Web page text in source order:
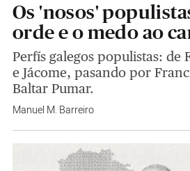
Os 'nosos'
orde e o medo ao
Perfís galegos populistas: de
e Jácome, pasando por
Baltar Pumar.
Manuel M. Barreiro